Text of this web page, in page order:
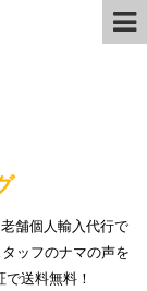
舗個人輸入代行で
ッフのナマの声を
送料無料！